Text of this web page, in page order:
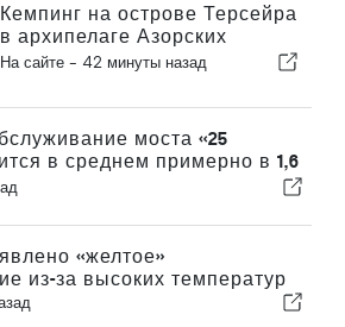
Кемпинг на острове Терсейра
в архипелаге Азорских
островов был эвакуирован
На сайте - 42 минуты назад
моста «25
в среднем примерно в 1,6
«желтое»
из-за высоких температур